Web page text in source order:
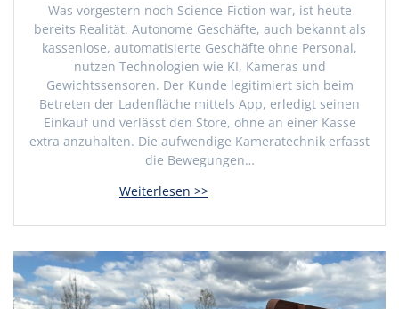
Was vorgestern noch Science-Fiction war, ist heute
bereits Realität. Autonome Geschäfte, auch bekannt als
kassenlose, automatisierte Geschäfte ohne Personal,
nutzen Technologien wie KI, Kameras und
Gewichtssensoren. Der Kunde legitimiert sich beim
Betreten der Ladenfläche mittels App, erledigt seinen
Einkauf und verlässt den Store, ohne an einer Kasse
extra anzuhalten. Die aufwendige Kameratechnik erfasst
die Bewegungen…